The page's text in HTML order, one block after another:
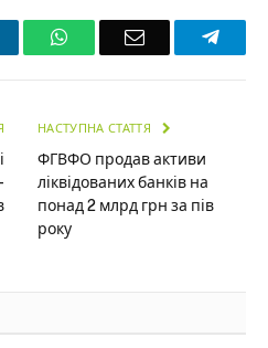
WhatsAppEmail
НАСТУПНА СТАТТЯ
ФГВФО продав активи
ліквідованих банків на
понад 2 млрд грн за пів
року